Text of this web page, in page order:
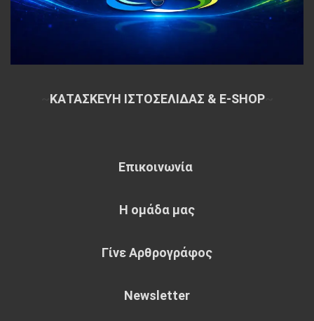
ΚΑΤΑΣΚΕΥΗ ΙΣΤΟΣΕΛΙΔΑΣ & E-SHOP~
Επικοινωνία
Η ομάδα μας
Γίνε Αρθρογράφος
Newsletter